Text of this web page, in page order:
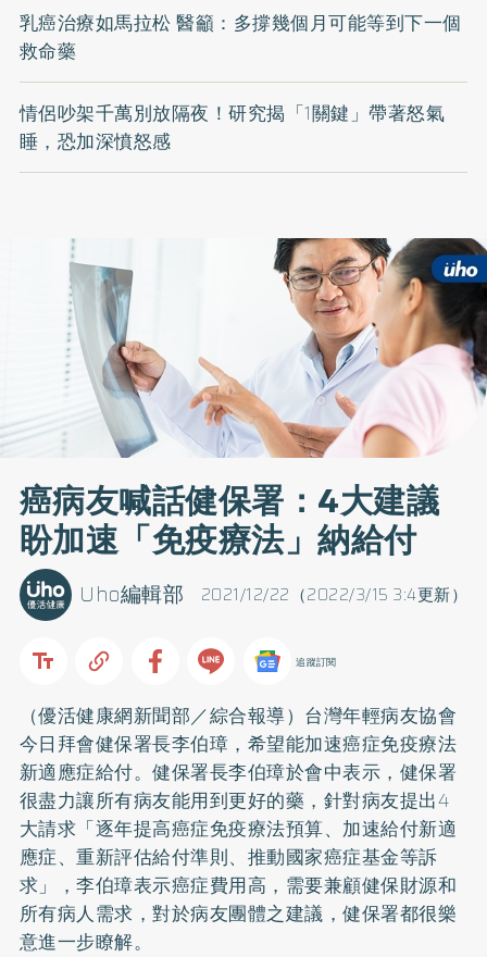
乳癌治療如馬拉松 醫籲：多撐幾個月可能等到下一個
救命藥
情侶吵架千萬別放隔夜！研究揭「1關鍵」帶著怒氣
睡，恐加深憤怒感
癌病友喊話健保署：4大建議
盼加速「免疫療法」納給付
2021/12/22（2022/3/15 3:4更新）
Uho編輯部
追蹤訂閱
（優活健康網新聞部／綜合報導）台灣年輕病友協會
今日拜會健保署長李伯璋，希望能加速癌症免疫療法
新適應症給付。健保署長李伯璋於會中表示，健保署
很盡力讓所有病友能用到更好的藥，針對病友提出4
大請求「逐年提高癌症免疫療法預算、加速給付新適
應症、重新評估給付準則、推動國家癌症基金等訴
求」，李伯璋表示癌症費用高，需要兼顧健保財源和
所有病人需求，對於病友團體之建議，健保署都很樂
意進一步瞭解。